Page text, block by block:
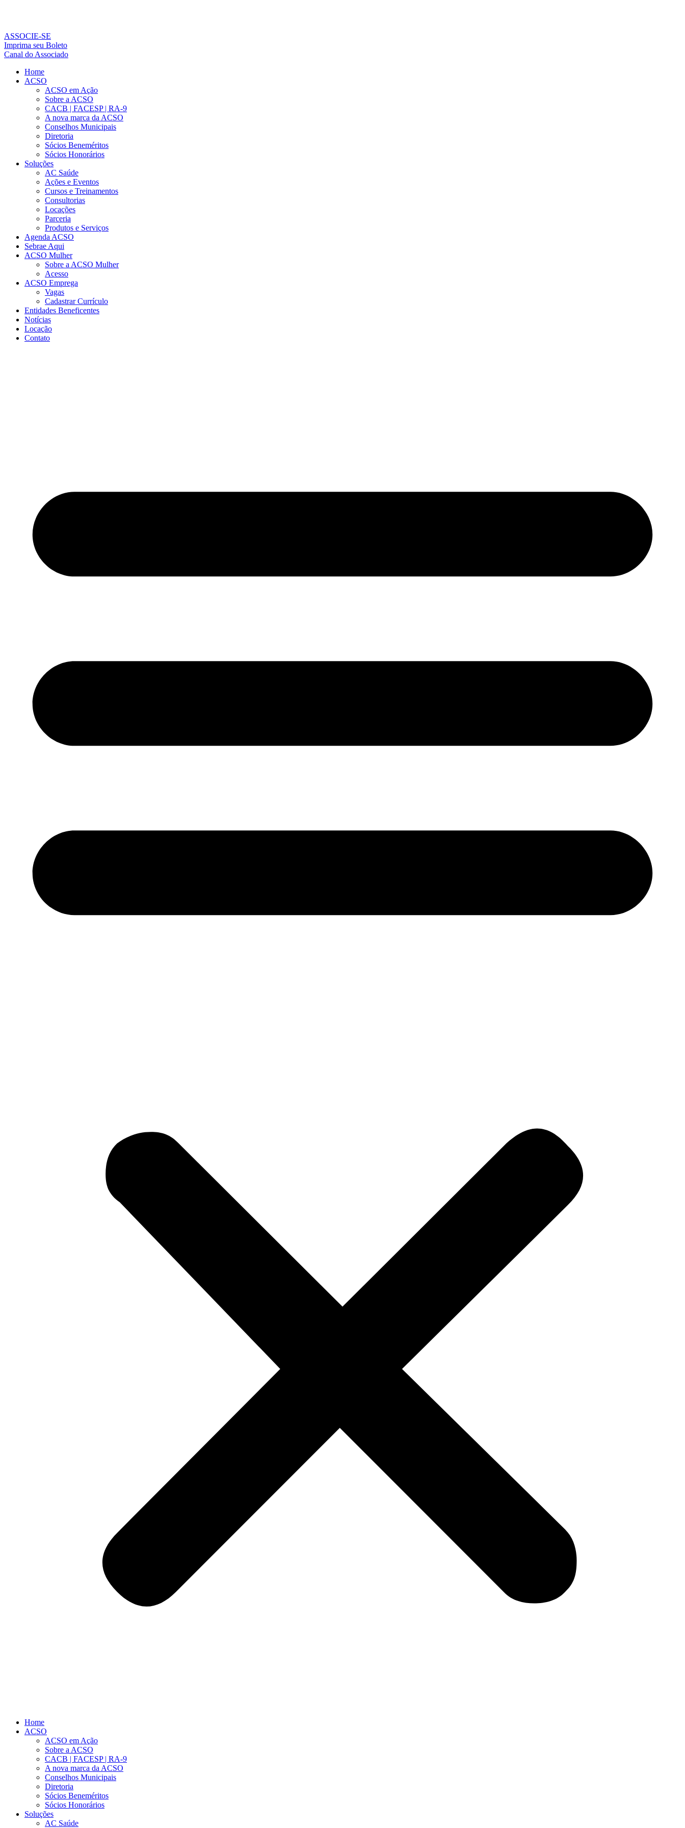
conteúdo
ASSOCIE-SE
Imprima seu Boleto
Canal do Associado
Home
ACSO
ACSO em Ação
Sobre a ACSO
CACB | FACESP | RA-9
A nova marca da ACSO
Conselhos Municipais
Diretoria
Sócios Beneméritos
Sócios Honorários
Soluções
AC Saúde
Ações e Eventos
Cursos e Treinamentos
Consultorias
Locações
Parceria
Produtos e Serviços
Agenda ACSO
Sebrae Aqui
ACSO Mulher
Sobre a ACSO Mulher
Acesso
ACSO Emprega
Vagas
Cadastrar Currículo
Entidades Beneficentes
Notícias
Locação
Contato
Home
ACSO
ACSO em Ação
Sobre a ACSO
CACB | FACESP | RA-9
A nova marca da ACSO
Conselhos Municipais
Diretoria
Sócios Beneméritos
Sócios Honorários
Soluções
AC Saúde